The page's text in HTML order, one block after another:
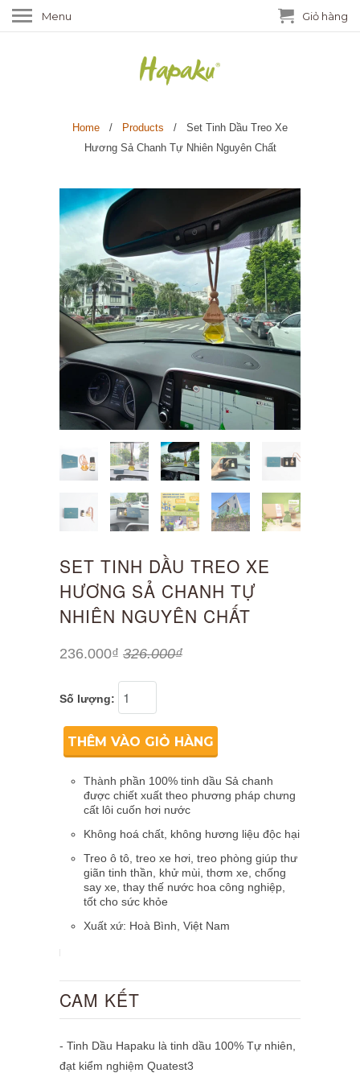
Home / Products
/ Set Tinh Dầu Treo Xe
Hương Sả Chanh Tự Nhiên Nguyên Chất
SET TINH DẦU TREO XE
HƯƠNG SẢ CHANH TỰ
NHIÊN NGUYÊN CHẤT
236.000₫ 326.000₫
Số lượng:
THÊM VÀO GIỎ HÀNG
Thành phần 100% tinh dầu Sả chanh
được chiết xuất theo phương pháp chưng
cất lôi cuốn hơi nước
Không hoá chất, không hương liệu độc hại
Treo ô tô, treo xe hơi, treo phòng giúp thư
giãn tinh thần, khử mùi, thơm xe, chống
say xe, thay thế nước hoa công nghiệp,
tốt cho sức khỏe
Xuất xứ: Hoà Bình, Việt Nam
CAM KẾT
- Tinh Dầu Hapaku là tinh dầu 100% Tự nhiên,
đạt kiểm nghiệm Quatest3
Menu Giỏ hàng